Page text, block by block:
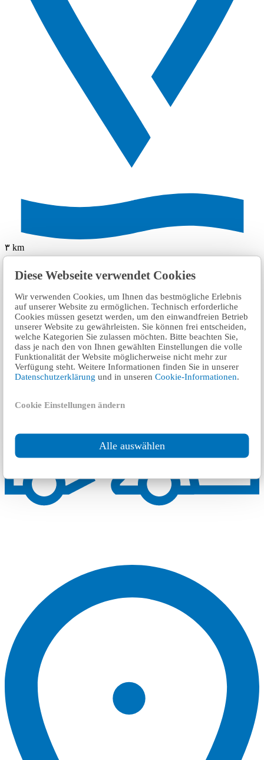
Diese Webseite verwendet Cookies
Wir verwenden Cookies, um Ihnen das bestmögliche Erlebnis
auf unserer Website zu ermöglichen. Technisch erforderliche
Cookies müssen gesetzt werden, um den einwandfreien Betrieb
unserer Website zu gewährleisten. Sie können frei entscheiden,
welche Kategorien Sie zulassen möchten. Bitte beachten Sie,
dass je nach den von Ihnen gewählten Einstellungen die volle
Funktionalität der Website möglicherweise nicht mehr zur
Verfügung steht. Weitere Informationen finden Sie in unserer
Datenschutzerklärungund in unserenCookie-Informationen
Cookie Einstellungen ändern
Alle auswählen
٣ km
KFZ Gutachten Mutterstadt